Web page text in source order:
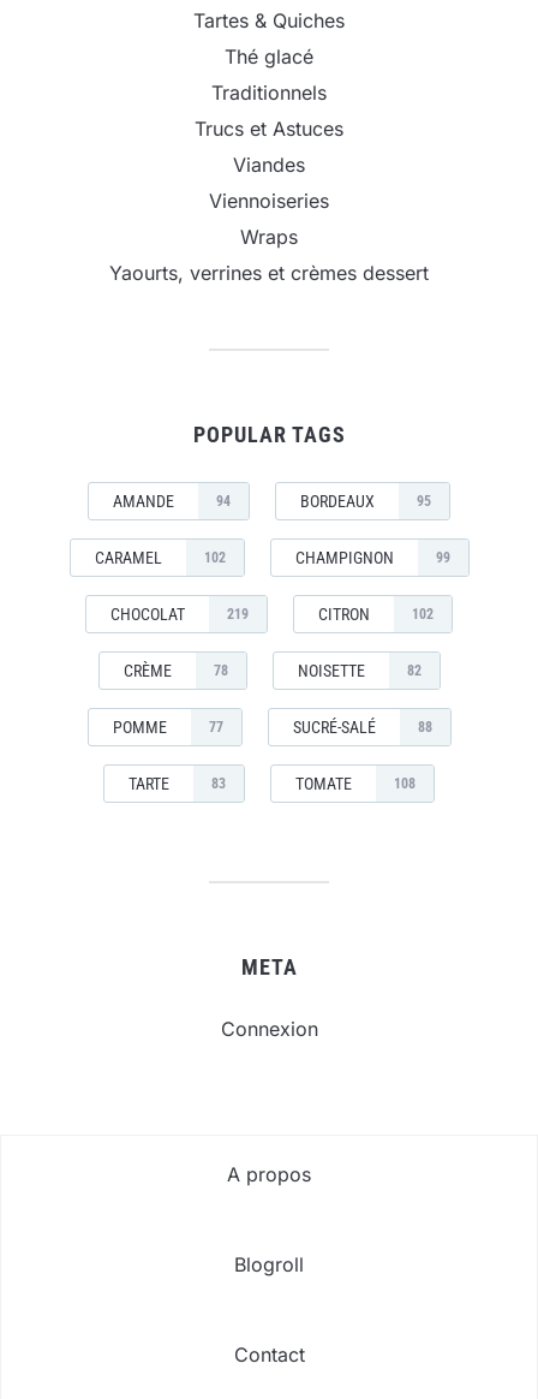
Tartes & Quiches
Thé glacé
Traditionnels
Trucs et Astuces
Viandes
Viennoiseries
Wraps
Yaourts, verrines et crèmes dessert
POPULAR TAGS
AMANDE 94 BORDEAUX 95
CARAMEL 102 CHAMPIGNON 99
CHOCOLAT 219 CITRON 102
CRÈME 78 NOISETTE 82
POMME 77 SUCRÉ-SALÉ 88
TARTE 83 TOMATE 108
META
Connexion
A propos
Blogroll
Contact